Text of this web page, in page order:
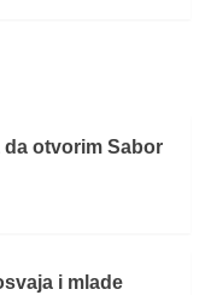
da otvorim Sabor
i mlade